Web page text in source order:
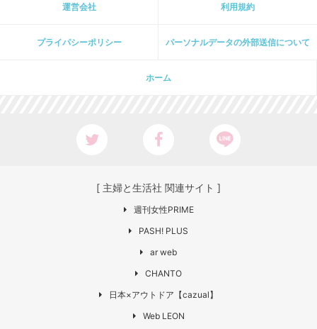
運営会社 利用規約
プライパシーポリシー パーソナルデータの外部送信について
ホーム
[ 主婦と生活社 関連サイト ]
週刊女性PRIME
PASH! PLUS
ar web
CHANTO
日本×アウトドア【cazual】
Web LEON